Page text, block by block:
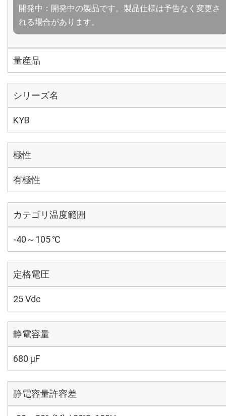
開発中：開発中の製品です。製品仕様は予告なく変更さ
れる場合があります。
量産品
シリーズ名
KYB
極性
有極性
カテゴリ温度範囲
-40～105 ℃
定格電圧
25 Vdc
静電容量
680 µF
静電容量許容差